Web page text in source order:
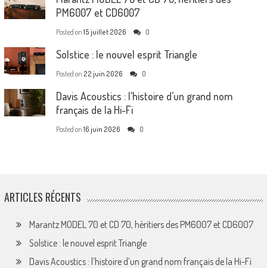
PM6007 et CD6007
Posted on 15 juillet 2026 0
Solstice : le nouvel esprit Triangle
Posted on 22 juin 2026 0
Davis Acoustics : l’histoire d’un grand nom
français de la Hi-Fi
Posted on 16 juin 2026 0
ARTICLES RÉCENTS
Marantz MODEL 70 et CD 70, héritiers des PM6007 et CD6007
Solstice : le nouvel esprit Triangle
Davis Acoustics : l’histoire d’un grand nom français de la Hi-Fi